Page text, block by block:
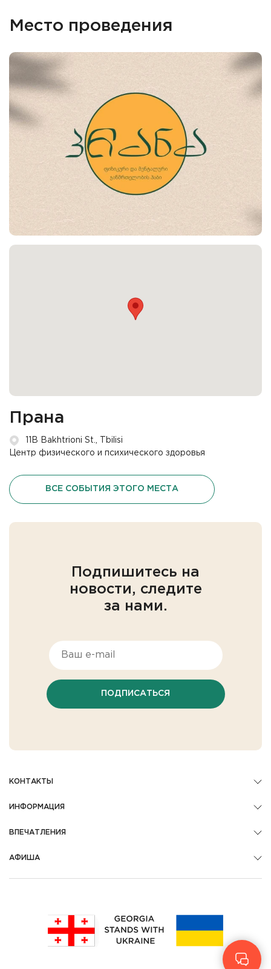
Место проведения
Прана
11B Bakhtrioni St., Tbilisi
Центр физического и психического здоровья
ВСЕ СОБЫТИЯ ЭТОГО МЕСТА
Подпишитесь на
новости, следите
за нами.
ПОДПИСАТЬСЯ
КОНТАКТЫ
ИНФОРМАЦИЯ
ВПЕЧАТЛЕНИЯ
АФИША